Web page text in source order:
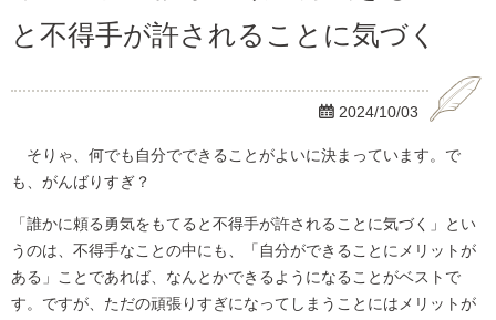
と不得手が許されることに気づく
 2024/10/03
そりゃ、何でも自分でできることがよいに決まっています。で
も、がんばりすぎ？
「誰かに頼る勇気をもてると不得手が許されることに気づく」とい
うのは、不得手なことの中にも、「自分ができることにメリットが
ある」ことであれば、なんとかできるようになることがベストで
す。ですが、ただの頑張りすぎになってしまうことにはメリットが